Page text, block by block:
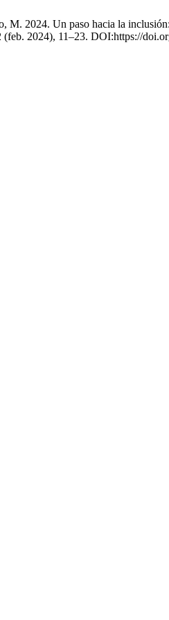
2024. Un paso hacia la
(feb. 2024), 11–23. DOI:https://